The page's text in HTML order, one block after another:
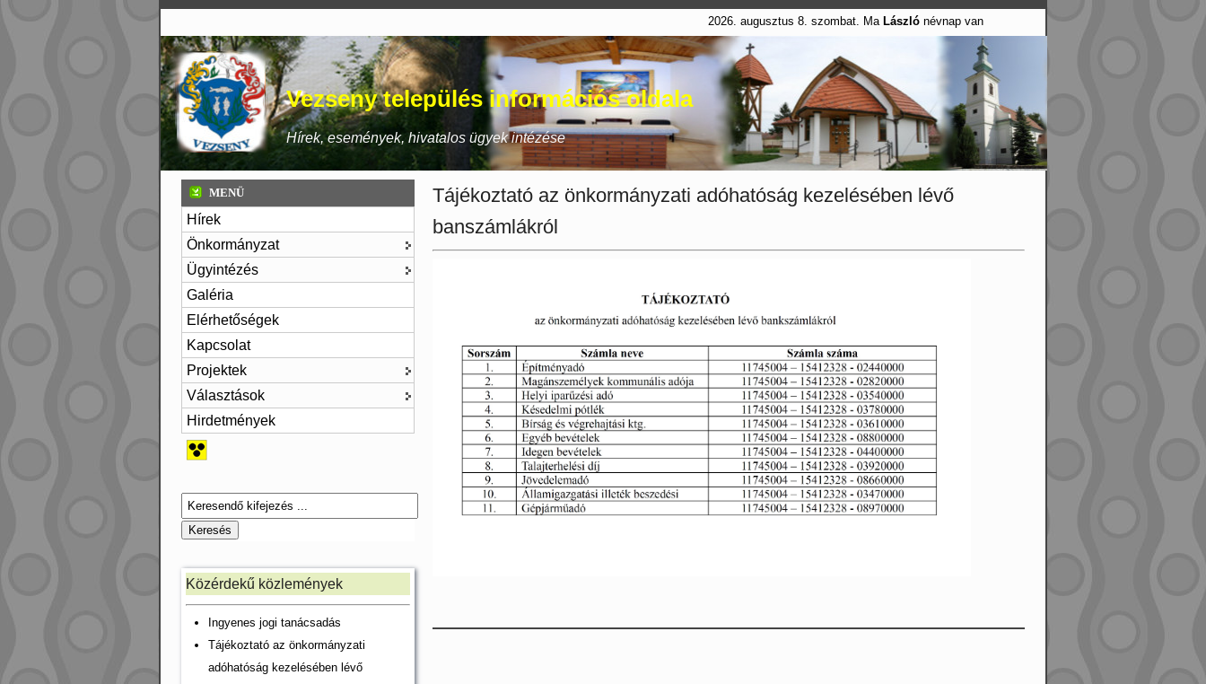
2026. augusztus 8. szombat. Ma László névnap van
Vezseny település információs oldala
Hírek, események, hivatalos ügyek intézése
MENÜ
Hírek
Önkormányzat
Ügyintézés
Galéria
Elérhetőségek
Kapcsolat
Projektek
Választások
Hirdetmények
Közérdekű közlemények
Ingyenes jogi tanácsadás
Tájékoztató az önkormányzati
adóhatóság kezelésében lévő
Tájékoztató az önkormányzati adóhatóság kezelésében lévő
banszámlákról